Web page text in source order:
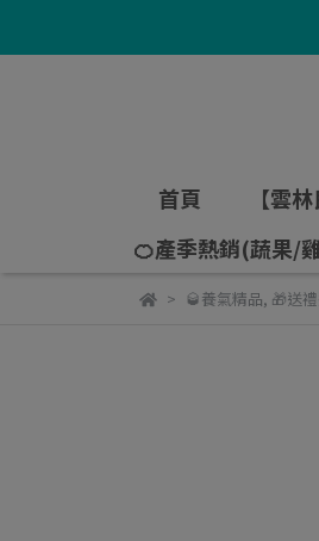
首頁 【雲
🍊產季熱銷(蔬果/
🥃養氣精品, 🎁送